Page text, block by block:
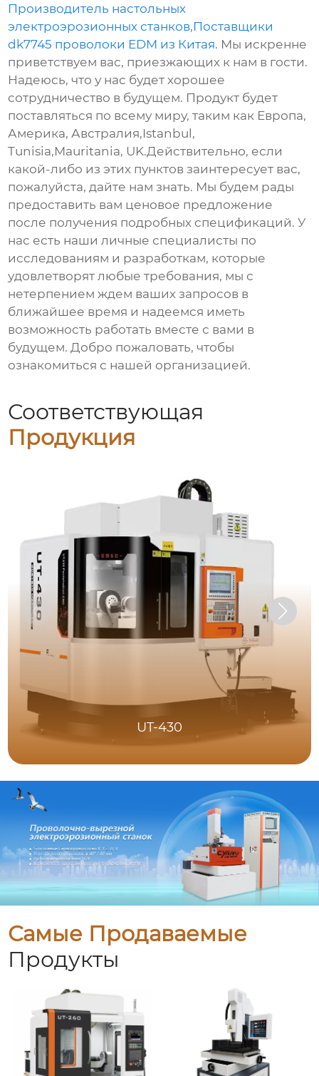
Производитель настольных
электроэрозионных станков,Поставщики
dk7745 проволоки EDM из Китая. Мы искренне
приветствуем вас, приезжающих к нам в гости.
Надеюсь, что у нас будет хорошее
сотрудничество в будущем. Продукт будет
поставляться по всему миру, таким как Европа,
Америка, Австралия,Istanbul,
Tunisia,Mauritania, UK.Действительно, если
какой-либо из этих пунктов заинтересует вас,
пожалуйста, дайте нам знать. Мы будем рады
предоставить вам ценовое предложение
после получения подробных спецификаций. У
нас есть наши личные специалисты по
исследованиям и разработкам, которые
удовлетворят любые требования, мы с
нетерпением ждем ваших запросов в
ближайшее время и надеемся иметь
возможность работать вместе с вами в
будущем. Добро пожаловать, чтобы
ознакомиться с нашей организацией.
Соответствующая
Продукция
UT-430
Самые Продаваемые
Продукты